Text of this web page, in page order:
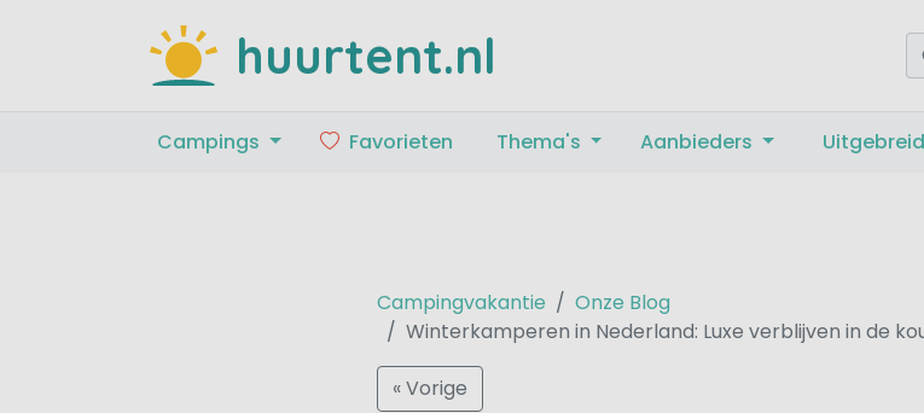
huurtent.nl
Campings Favorieten Thema's Aanbieders
Campingvakantie
Onze Blog
Winterkamperen in Nederland: Luxe verblijven in de
« Vorige